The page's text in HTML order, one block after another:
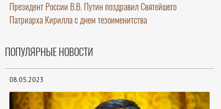
Президент России В.В. Путин поздравил Святейшего
Патриарха Кирилла с днем тезоименитства
ПОПУЛЯРНЫЕ НОВОСТИ
08.05.2023